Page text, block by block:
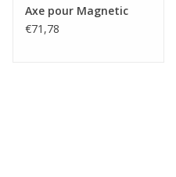
Axe pour Magnetic
€71,78